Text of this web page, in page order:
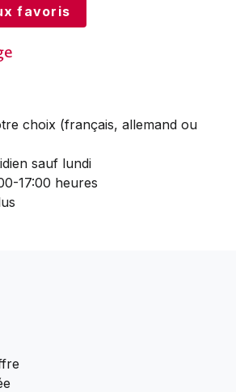
favoris
choix (français, allemand ou
sauf lundi
17:00 heures